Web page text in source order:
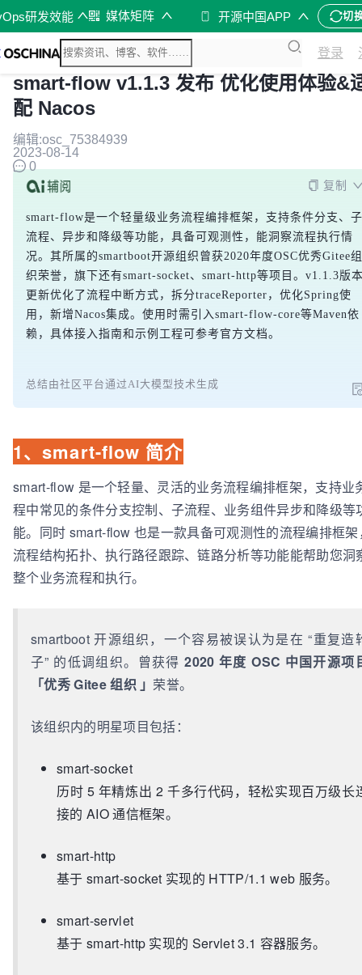
研发效能 媒体矩阵 开源中国APP 切
登录
smart-flow v1.1.3 发布 优化使用体验&
配 Nacos
编辑:osc_75384939
2023-08-14
0
复制
smart-flow是一个轻量级业务流程编排框架，支持条件分支、子
流程、异步和降级等功能，具备可观测性，能洞察流程执行情
况。其所属的smartboot开源组织曾获2020年度OSC优秀Gitee组
织荣誉，旗下还有smart-socket、smart-http等项目。v1.1.3版
更新优化了流程中断方式，拆分traceReporter，优化Spring使
用，新增Nacos集成。使用时需引入smart-flow-core等Maven依
赖，具体接入指南和示例工程可参考官方文档。
总结由社区平台通过AI大模型技术生成
1、smart-flow 简介
smart-flow 是一个轻量、灵活的业务流程编排框架，支持业
程中常见的条件分支控制、子流程、业务组件异步和降级等
能。同时 smart-flow 也是一款具备可观测性的流程编排框架
流程结构拓扑、执行路径跟踪、链路分析等功能能帮助您洞
整个业务流程和执行。
smartboot 开源组织，一个容易被误认为是在 “重复造
子” 的低调组织。曾获得 2020 年度 OSC 中国开源项
「优秀 Gitee 组织 」 荣誉。
该组织内的明星项目包括：
smart-socket
历时 5 年精炼出 2 千多行代码，轻松实现百万级长
接的 AIO 通信框架。
smart-http
基于 smart-socket 实现的 HTTP/1.1 web 服务。
smart-servlet
基于 smart-http 实现的 Servlet 3.1 容器服务。